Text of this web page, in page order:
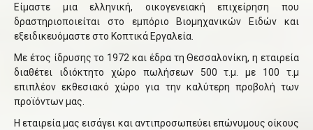
Είμαστε μια ελληνική, οικογενειακή επιχείρηση που
δραστηριοποιείται στο εμπόριο Βιομηχανικών Ειδών και
εξειδικευόμαστε στο Κοπτικά Εργαλεία.
Με έτος ίδρυσης το 1972 και έδρα τη Θεσσαλονίκη, η εταιρεία
διαθέτει ιδιόκτητο χώρο πωλήσεων 500 τ.μ. με 100 τ.μ
επιπλέον εκθεσιακό χώρο για την καλύτερη προβολή των
προϊόντων μας.
Η εταιρεία μας εισάγει και αντιπροσωπεύει επώνυμους οίκους